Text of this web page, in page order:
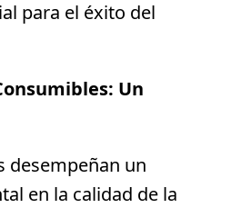
para el éxito del
Un
desempeñan un
en la calidad de la